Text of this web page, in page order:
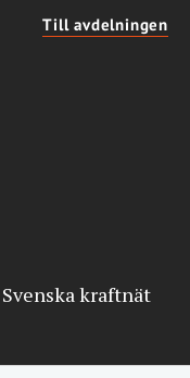
Till avdelningen
kraftnät